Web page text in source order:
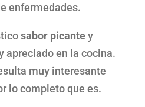
enfermedades.
sabor picantey
apreciado en la cocina.
muy interesante
lo completo que es.